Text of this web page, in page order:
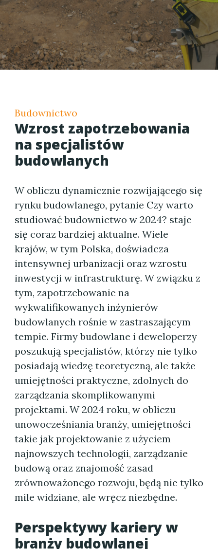
Budownictwo
Wzrost zapotrzebowania
na specjalistów
budowlanych
W obliczu dynamicznie rozwijającego się
rynku budowlanego, pytanie Czy warto
studiować budownictwo w 2024? staje
się coraz bardziej aktualne. Wiele
krajów, w tym Polska, doświadcza
intensywnej urbanizacji oraz wzrostu
inwestycji w infrastrukturę. W związku z
tym, zapotrzebowanie na
wykwalifikowanych inżynierów
budowlanych rośnie w zastraszającym
tempie. Firmy budowlane i deweloperzy
poszukują specjalistów, którzy nie tylko
posiadają wiedzę teoretyczną, ale także
umiejętności praktyczne, zdolnych do
zarządzania skomplikowanymi
projektami. W 2024 roku, w obliczu
unowocześniania branży, umiejętności
takie jak projektowanie z użyciem
najnowszych technologii, zarządzanie
budową oraz znajomość zasad
zrównoważonego rozwoju, będą nie tylko
mile widziane, ale wręcz niezbędne.
Perspektywy kariery w
branży budowlanej